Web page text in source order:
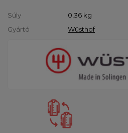
Súly 0,36 kg
Gyártó
Wüsthof